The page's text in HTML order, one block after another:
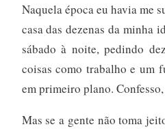
Naquela época eu havia me
casa das dezenas da minha
sábado à noite, pedindo
coisas como trabalho e um
em primeiro plano.
Mas se a gente não toma